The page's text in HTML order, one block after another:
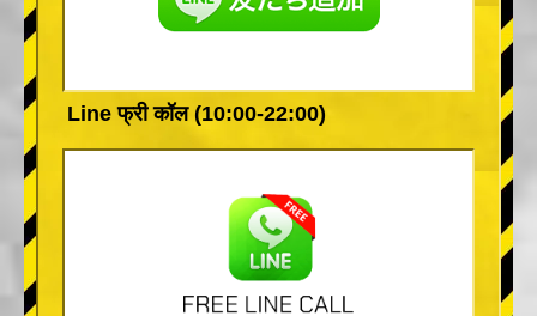
Line फ्री कॉल (10:00-22:00)